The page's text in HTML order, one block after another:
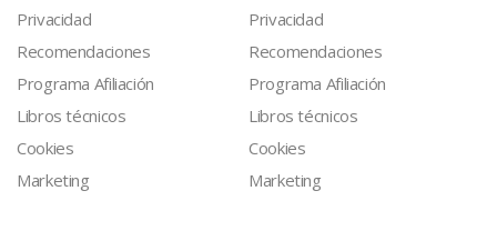
Privacidad
Privacidad
Recomendaciones
Recomendaciones
Programa Afiliación
Programa Afiliación
Libros técnicos
Libros técnicos
Cookies
Cookies
Marketing
Marketing